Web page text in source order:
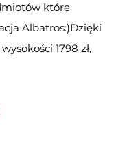
które
Albatros:)Dzięki
1798 zł,